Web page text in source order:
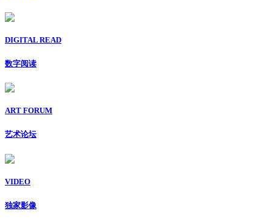
DIGITAL READ
数字阅读
ART FORUM
艺术论坛
VIDEO
独家影像